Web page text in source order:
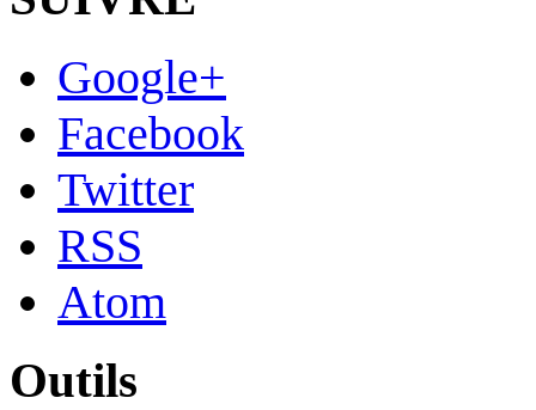
Google+
Facebook
Twitter
RSS
Atom
Outils